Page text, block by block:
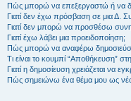
Πώς μπορώ να επεξεργαστώ ή να
Γιατί δεν έχω πρόσβαση σε μια Δ.
Γιατί δεν μπορώ να προσθέσω
Γιατί έχω λάβει μια προειδοποίηση;
Πώς μπορώ να αναφέρω
Τι είναι το κουμπί “Αποθήκευση”
Γιατί η δημοσίευση χρειάζεται να
Πώς σημειώνω ένα θέμα μου ως